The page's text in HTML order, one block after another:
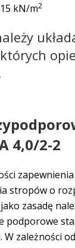
kN/m2
4,0/2-2
zapewnienia
stropów o
zasadę
podporowe
zależności od